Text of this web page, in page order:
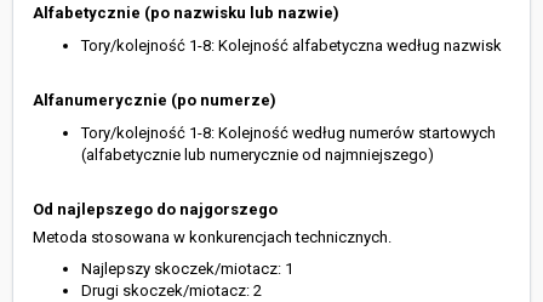
Alfabetycznie (po nazwisku lub nazwie)
Tory/kolejność 1-8: Kolejność alfabetyczna według nazwisk
Alfanumerycznie (po numerze)
Tory/kolejność 1-8: Kolejność według numerów startowych
(alfabetycznie lub numerycznie od najmniejszego)
Od najlepszego do najgorszego
Metoda stosowana w konkurencjach technicznych.
Najlepszy skoczek/miotacz: 1
Drugi skoczek/miotacz: 2